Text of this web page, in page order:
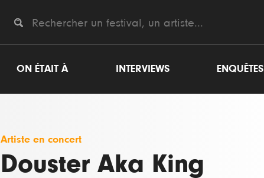
ON ÉTAIT À INTERVIEWS ENQUÊTES
Artiste en concert
Douster Aka King